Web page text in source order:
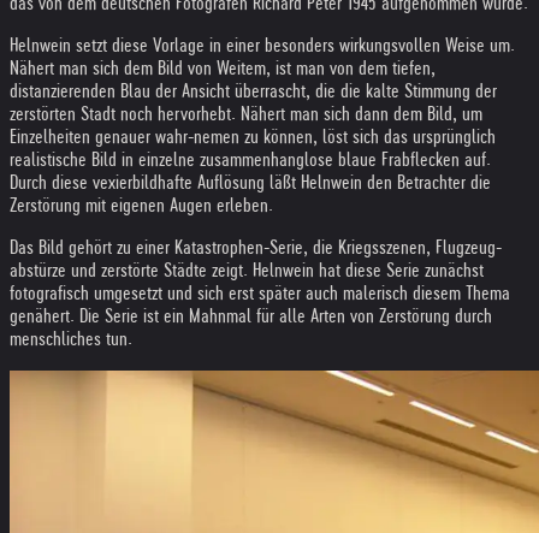
Helnwein setzt diese Vorlage in einer besonders wirkungsvollen Weise um.
Nähert man sich dem Bild von Weitem, ist man von dem tiefen,
distanzierenden Blau der Ansicht überrascht, die die kalte Stimmung der
zerstörten Stadt noch hervorhebt. Nähert man sich dann dem Bild, um
Einzelheiten genauer wahr-nemen zu können, löst sich das ursprünglich
realistische Bild in einzelne zusammenhanglose blaue Frabflecken auf.
Durch diese vexierbildhafte Auflösung läßt Helnwein den Betrachter die
Zerstörung mit eigenen Augen erleben.
Das Bild gehört zu einer Katastrophen-Serie, die Kriegsszenen, Flugzeug-
abstürze und zerstörte Städte zeigt. Helnwein hat diese Serie zunächst
fotografisch umgesetzt und sich erst später auch malerisch diesem Thema
genähert. Die Serie ist ein Mahnmal für alle Arten von Zerstörung durch
menschliches tun.